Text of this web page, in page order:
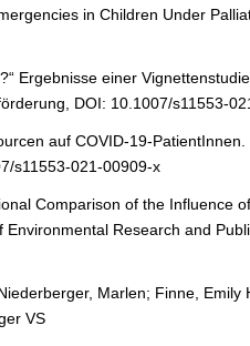
in Children Under
Ergebnisse einer
DOI: 10.1007/s11553-
auf COVID-19-
s11553-021-00909-x
Comparison of the Influence
Research and
Marlen; Finne, Emily
VS